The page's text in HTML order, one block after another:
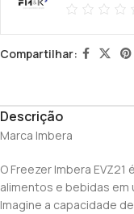
Compartilhar:
Descrição
Marca Imbera
O Freezer Imbera
alimentos e bebidas em
Imagine a capacidade